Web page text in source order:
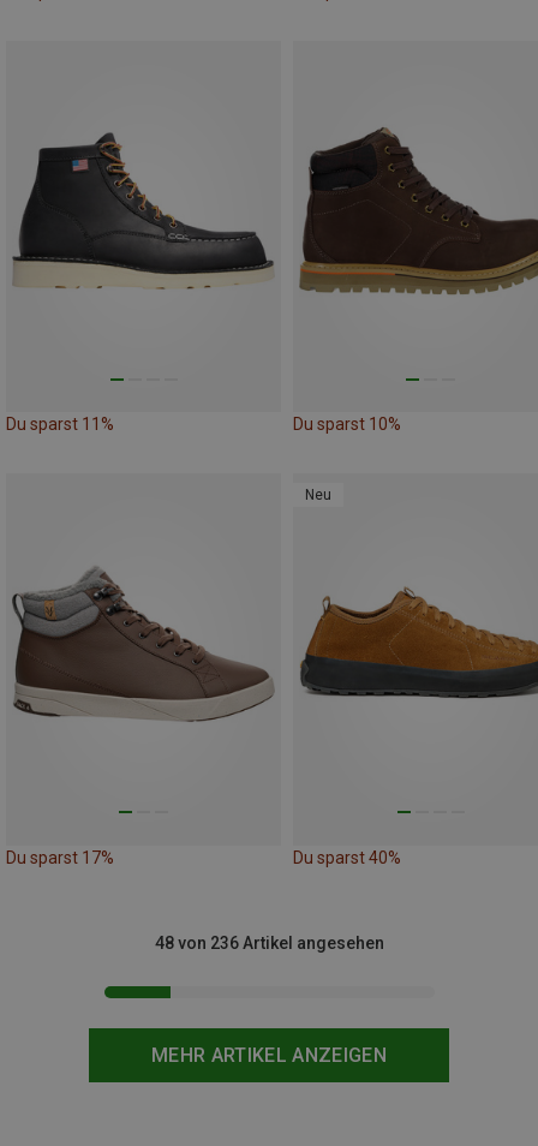
Du sparst 11% Du sparst 10%
Du sparst 17%
Neu
Du sparst 40%
MEHR ARTIKEL ANZEIGEN
48 von 236 Artikel angesehen